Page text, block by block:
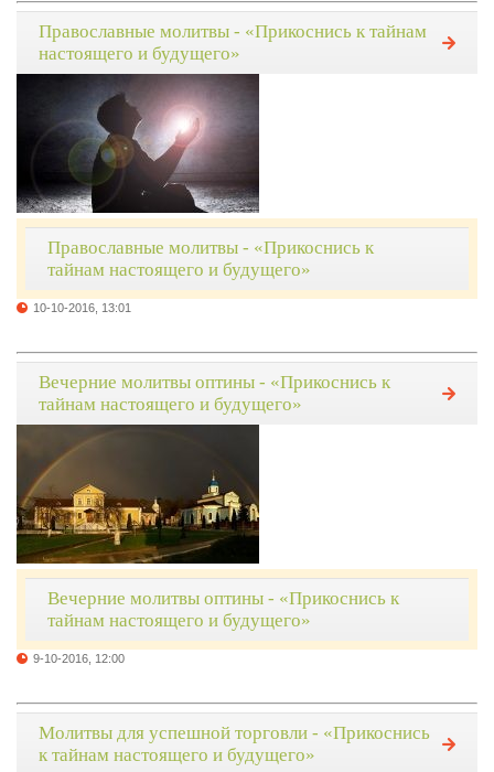
Православные молитвы - «Прикоснись к тайнам
настоящего и будущего»
Православные молитвы - «Прикоснись к
тайнам настоящего и будущего»
10-10-2016, 13:01
Вечерние молитвы оптины - «Прикоснись к
тайнам настоящего и будущего»
Вечерние молитвы оптины - «Прикоснись к
тайнам настоящего и будущего»
9-10-2016, 12:00
Молитвы для успешной торговли - «Прикоснись
к тайнам настоящего и будущего»